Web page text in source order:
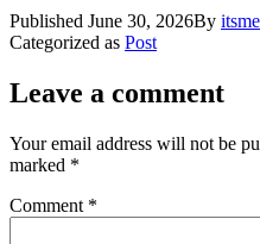
Published June 30, 2026By itsme
Categorized as Post
Leave a comment
Your email address will not be
marked *
Comment *